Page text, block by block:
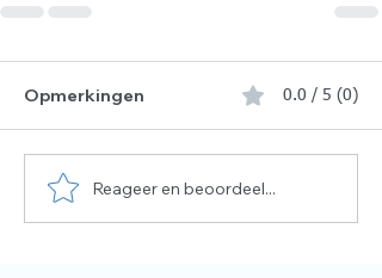
Opmerkingen 0.0 / 5 (0)
Reageer en beoordeel...